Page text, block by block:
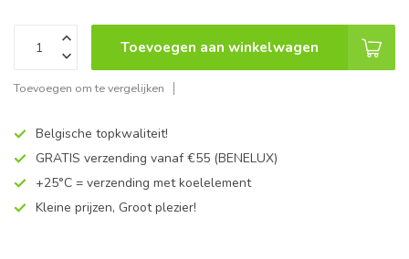
Toevoegen aan winkelwagen
Toevoegen om te vergelijken
Belgische topkwaliteit!
GRATIS verzending vanaf €55 (BENELUX)
+25°C = verzending met koelelement
Kleine prijzen, Groot plezier!